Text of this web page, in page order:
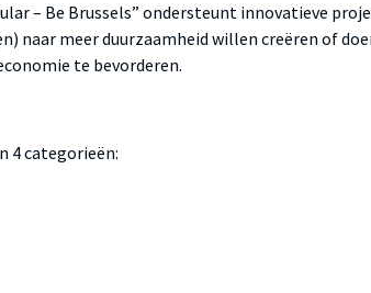
– Be Brussels” ondersteunt innovatieve
naar meer duurzaamheid willen creëren of
te bevorderen.
4 categorieën: